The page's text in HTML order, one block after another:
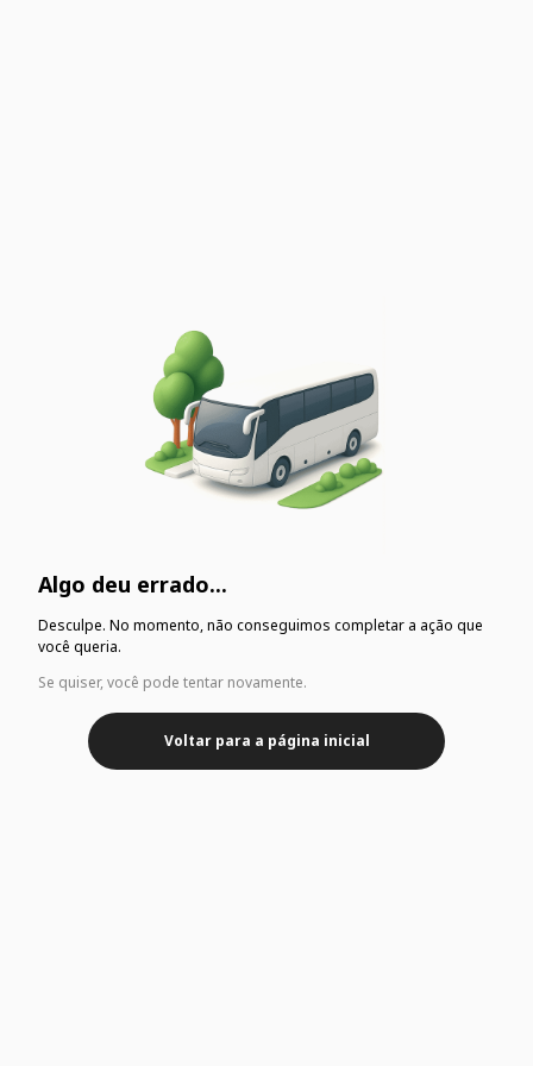
Algo deu errado...
Desculpe. No momento, não conseguimos completar a ação que
você queria.
Se quiser, você pode tentar novamente.
Voltar para a página inicial